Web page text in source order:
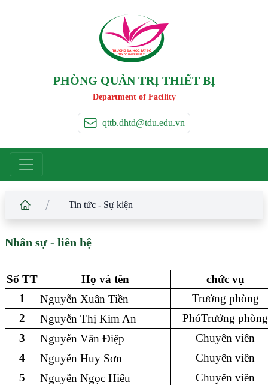
TRƯỜNG ĐẠI HỌC TÂY ĐÔ
TAY DO UNIVERSIT Y
PHÒNG QUẢN TRỊ THIẾT BỊ
Department of Facility
qttb.dhtd@tdu.edu.vn
/ Tin tức - Sự kiện
Nhân sự - liên hệ
Số TT Họ và tên
chức vụ
1
Nguyễn Xuân Tiền
Trưởng phòng
2
Nguyễn Thị Kim An
PhóTrưởng
3
Nguyễn Văn Điệp
Chuyên viên
4
Nguyễn Huy Sơn
Chuyên viên
5
Nguyễn Ngọc Hiếu
Chuyên viên